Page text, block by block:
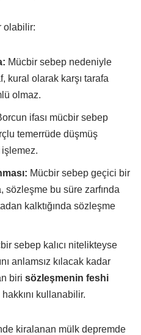
olabilir:
Mücbir sebep nedeniyle
kural olarak karşı tarafa
olmaz.
ifası mücbir sebep
temerrüde düşmüş
Mücbir sebep geçici bir
sözleşme bu süre zarfında
kalktığında sözleşme
sebep kalıcı nitelikteyse
anlamsız kılacak kadar
biri sözleşmenin feshi
hakkını kullanabilir.
kiralanan mülk depremde